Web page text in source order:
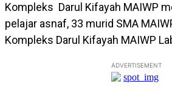
Kompleks Darul Kifayah MAIWP
pelajar asnaf, 33 murid SMA
Kompleks Darul Kifayah MAIWP
ADVERTISEMENT